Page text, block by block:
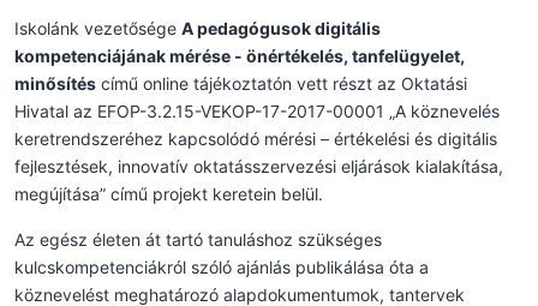
Iskolánk vezetősége A pedagógusok digitális
kompetenciájának mérése - önértékelés, tanfelügyelet,
minősítés című online tájékoztatón vett részt az Oktatási
Hivatal az EFOP-3.2.15-VEKOP-17-2017-00001 „A köznevelés
keretrendszeréhez kapcsolódó mérési – értékelési és digitális
fejlesztések, innovatív oktatásszervezési eljárások kialakítása,
megújítása” című projekt keretein belül.
Az egész életen át tartó tanuláshoz szükséges
kulcskompetenciákról szóló ajánlás publikálása óta a
köznevelést meghatározó alapdokumentumok, tantervek